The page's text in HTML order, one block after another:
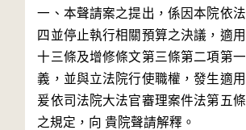
一、本聲請案之提出，係因本院依
四並停止執行相關預算之決議，適
十三條及增修條文第三條第二項第
義，並與立法院行使職權，發生適
爰依司法院大法官審理案件法第五
之規定，向 貴院聲請解釋。